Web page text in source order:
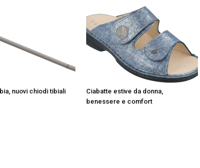
nuovi chiodi tibiali
Ciabatte estive da donna,
benessere e comfort